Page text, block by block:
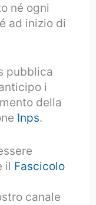
né ogni
ad inizio di
pubblica
i
della
Inps.
il Fascicolo
canale